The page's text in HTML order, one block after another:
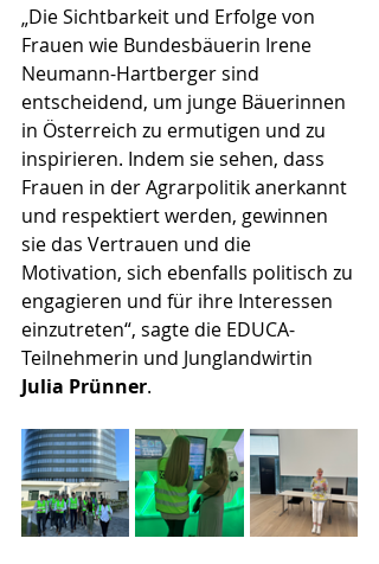
„Die Sichtbarkeit und Erfolge von
Frauen wie Bundesbäuerin Irene
Neumann-Hartberger sind
entscheidend, um junge Bäuerinnen
in Österreich zu ermutigen und zu
inspirieren. Indem sie sehen, dass
Frauen in der Agrarpolitik anerkannt
und respektiert werden, gewinnen
sie das Vertrauen und die
Motivation, sich ebenfalls politisch zu
engagieren und für ihre Interessen
einzutreten“, sagte die EDUCA-
Teilnehmerin und Junglandwirtin
Julia Prünner.